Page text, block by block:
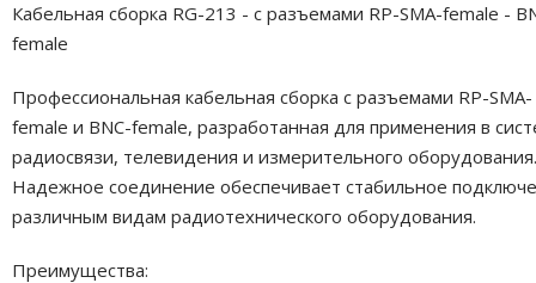
Кабельная сборка RG-213 - с разъемами RP-SMA-female -
female
Профессиональная кабельная сборка с разъемами RP-SMA-
female и BNC-female, разработанная для применения в
радиосвязи, телевидения и измерительного оборудования.
Надежное соединение обеспечивает стабильное
различным видам радиотехнического оборудования.
Преимущества: